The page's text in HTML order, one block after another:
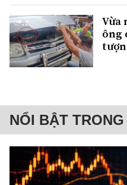
Vừa
ông
NỔI BẬT